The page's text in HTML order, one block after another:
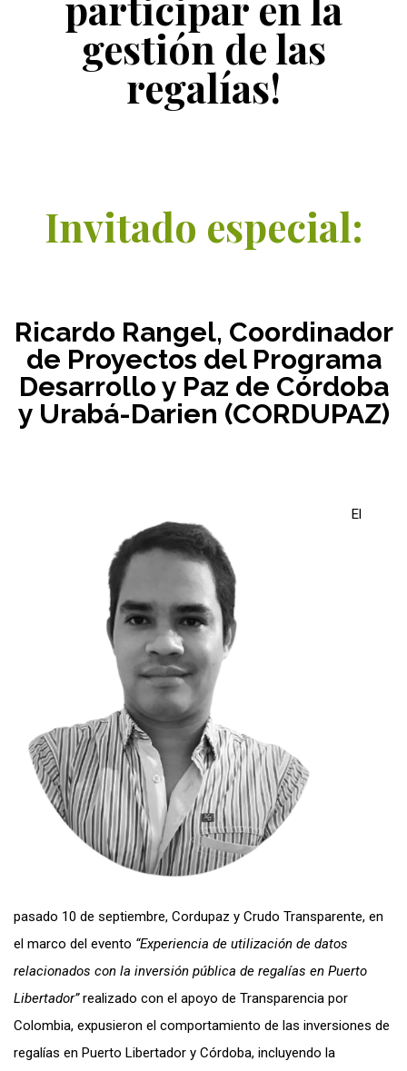
gestión de las
regalías!
Invitado especial:
Ricardo Rangel, Coordinador
de Proyectos del Programa
Desarrollo y Paz de Córdoba
y Urabá-Darien (CORDUPAZ)
El
pasado 10 de septiembre, Cordupaz y Crudo Transparente, en
el marco del evento “Experiencia de utilización de datos
relacionados con la inversión pública de regalías en Puerto
Libertador”realizado con el apoyo de Transparencia por
Colombia, expusieron el comportamiento de las inversiones de
regalías en Puerto Libertador y Córdoba, incluyendo la